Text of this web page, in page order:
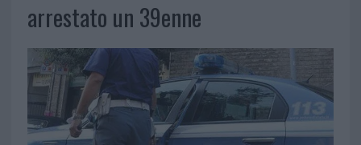
arrestato un 39enne